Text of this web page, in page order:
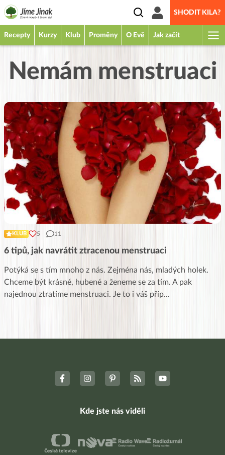
SHODIT KILA?
Recepty Kurzy Klub Proměny O Evě Jak začít
Nemám menstruaci
KLUB 5 11
6 tipů, jak navrátit ztracenou menstruaci
Potýká se s tím mnoho z nás. Zejména nás, mladých holek.
Chceme být krásné, hubené a ženeme se za tím. A pak
najednou ztratíme menstruaci. Je to i váš příp...
Kde jste nás viděli